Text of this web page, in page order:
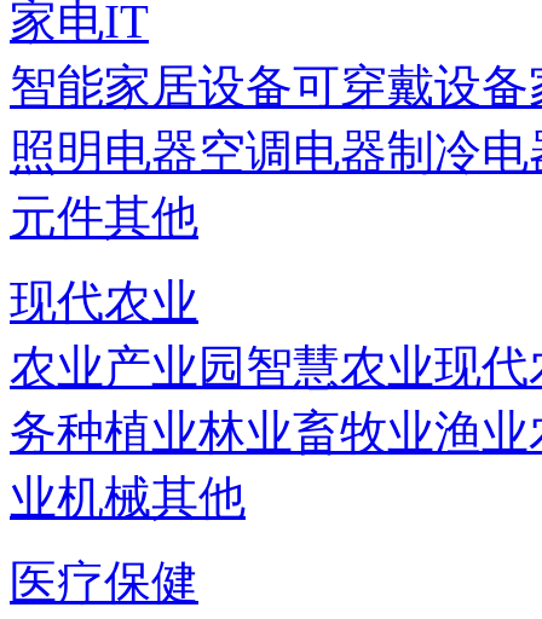
家电IT
智能家居设备可穿戴设备
照明电器空调电器制冷电
元件其他
现代农业
农业产业园智慧农业现代
务种植业林业畜牧业渔业
业机械其他
医疗保健